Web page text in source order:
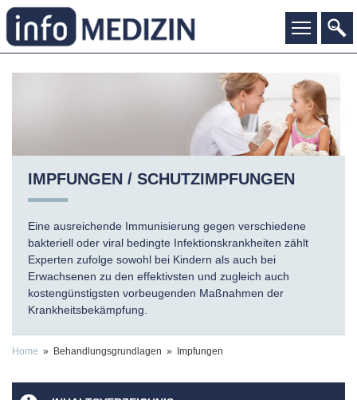
IMPFUNGEN / SCHUTZIMPFUNGEN
Eine ausreichende Immunisierung gegen verschiedene
bakteriell oder viral bedingte Infektionskrankheiten zählt
Experten zufolge sowohl bei Kindern als auch bei
Erwachsenen zu den effektivsten und zugleich auch
kostengünstigsten vorbeugenden Maßnahmen der
Krankheitsbekämpfung.
Home » Behandlungsgrundlagen » Impfungen